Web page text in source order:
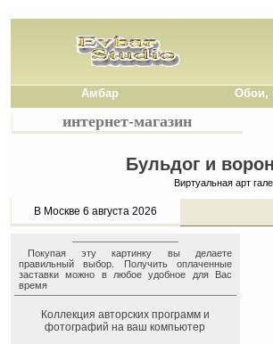
Амбар Обои,
интернет-магазин
Бульдог и
Виртуальная арт
В Москве 6 августа 2026
Покупая эту картинку вы делаете
правильный выбор. Получить оплаченные
заставки можно в любое удобное для Вас
время
Коллекция авторских программ и
фотографий на ваш компьютер